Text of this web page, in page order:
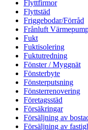
Flyttfirmor
Flyttstäd
Friggebodar/Förråd
Frånluft
Fukt
Fuktisolering
Fuktutredning
Fönster / Myggnät
Fönsterbyte
Fönsterputsning
Fönsterrenovering
Företagsstäd
Försäkringar
Försäljning av
Försäljning av